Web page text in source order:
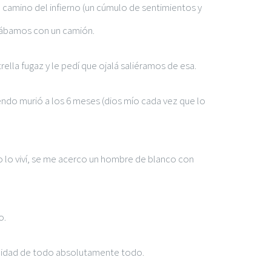
del infierno (un cúmulo de sentimientos y
con un camión.
fugaz y le pedí que ojalá saliéramos de esa.
murió a los 6 meses (dios mío cada vez que lo
viví, se me acerco un hombre de blanco con
de todo absolutamente todo.